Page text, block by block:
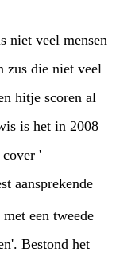
niet veel mensen
zus die niet veel
hitje scoren al
is het in 2008
'
aansprekende
een tweede
Bestond het